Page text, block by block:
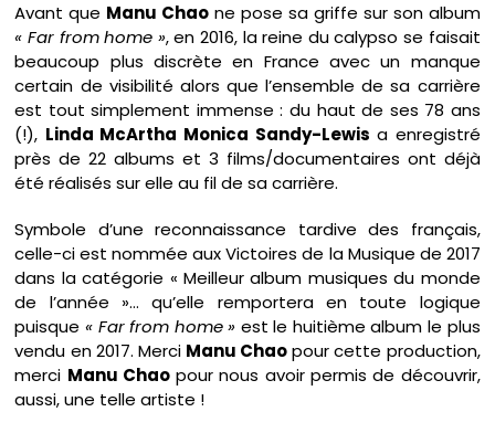
Avant que Manu Chao ne pose sa griffe sur son album
« Far from home », en 2016, la reine du calypso se faisait
beaucoup plus discrète en France avec un manque
certain de visibilité alors que l’ensemble de sa carrière
est tout simplement immense : du haut de ses 78 ans
(!), Linda McArtha Monica Sandy-Lewis a enregistré
près de 22 albums et 3 films/documentaires ont déjà
été réalisés sur elle au fil de sa carrière.
Symbole d’une reconnaissance tardive des français,
celle-ci est nommée aux Victoires de la Musique de 2017
dans la catégorie « Meilleur album musiques du monde
de l’année »… qu’elle remportera en toute logique
puisque « Far from home » est le huitième album le plus
vendu en 2017. Merci Manu Chaopour cette production,
merci Manu Chaopour nous avoir permis de découvrir,
aussi, une telle artiste !